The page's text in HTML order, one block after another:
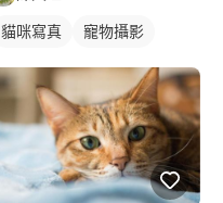
貓咪寫真 寵物攝影